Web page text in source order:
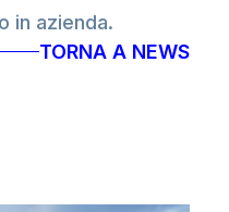
in azienda.
dai temi più
in
TORNA A NEWS